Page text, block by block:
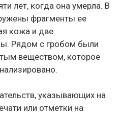
лет, когда она умерла. В
фрагменты ее
кожа и две
Рядом с гробом были
веществом, которое
указывающих на
или отметки на